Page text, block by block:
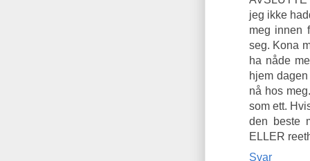
jeg ikke
meg innen
seg. Kona
ha nåde
hjem
nå hos
som ett.
den beste
ELLER
Svar